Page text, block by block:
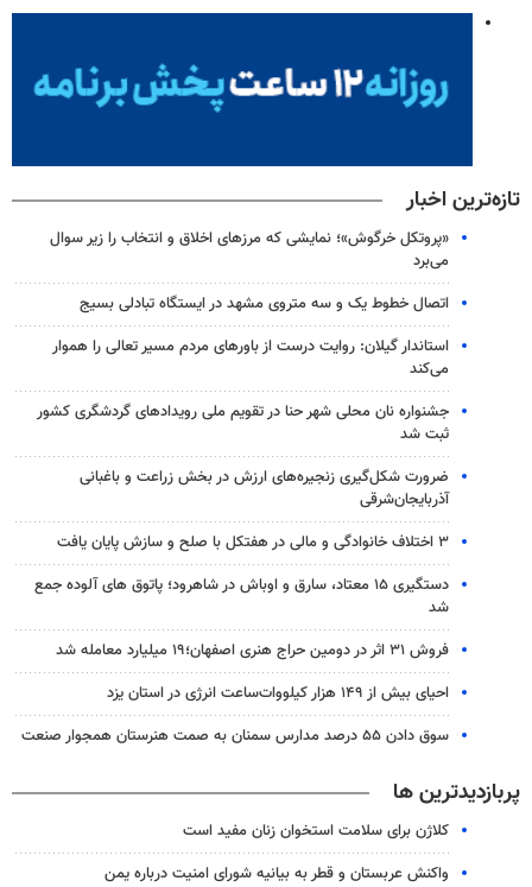
تازه‌ترین اخبار
«پروتکل خرگوش»؛ نمایشی که مرزهای اخلاق و انتخاب را زیر سوال
می‌برد
اتصال خطوط یک و سه متروی مشهد در ایستگاه تبادلی بسیج
استاندار گیلان: روایت درست از باورهای مردم مسیر تعالی را هموار
می‌کند
جشنواره نان محلی شهر حنا در تقویم ملی رویدادهای گردشگری کشور
ثبت شد
ضرورت شکل‌گیری زنجیره‌های ارزش در بخش زراعت و باغبانی
آذربایجان‌شرقی
۳ اختلاف خانوادگی و مالی در هفتکل با صلح و سازش پایان یافت
دستگیری ۱۵ معتاد، سارق و اوباش در شاهرود؛ پاتوق های آلوده جمع
شد
فروش ۳۱ اثر در دومین حراج هنری اصفهان؛۱۹ میلیارد معامله شد
احیای بیش از ۱۴۹ هزار کیلووات‌ساعت انرژی در استان یزد
سوق دادن ۵۵ درصد مدارس سمنان به صمت هنرستان همجوار صنعت
پربازدیدترین ها
کلاژن برای سلامت استخوان زنان مفید است
واکنش عربستان و قطر به بیانیه شورای امنیت درباره یمن